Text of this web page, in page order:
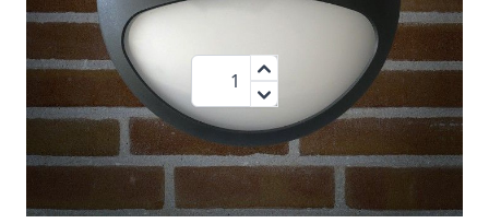
99,95 €
zzgl.MwSt.:118,94 €
Menge
Galerie 3 Deckenleuchte kann auf warm-,
neutral- und Tagesichtweiß eingestellt werden. Als
Zubehör kann eine Fernbedienung mitgeliefert werden.